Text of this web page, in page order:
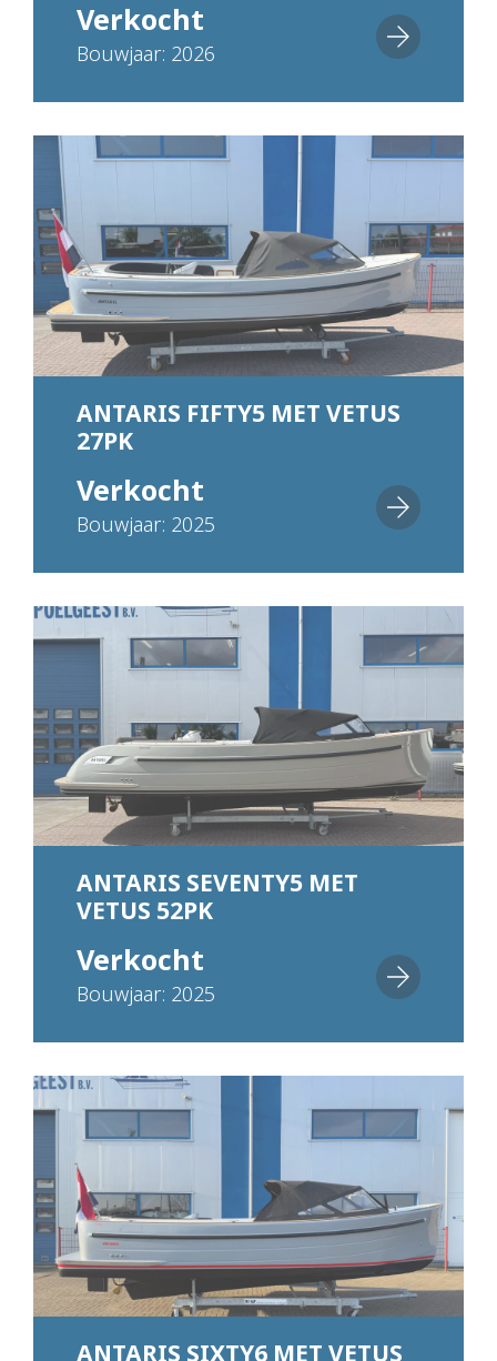
Verkocht
Bouwjaar: 2026
ANTARIS FIFTY5 MET VETUS
27PK
Verkocht
Bouwjaar: 2025
ANTARIS SEVENTY5 MET
VETUS 52PK
Verkocht
Bouwjaar: 2025
ANTARIS SIXTY6 MET VETUS